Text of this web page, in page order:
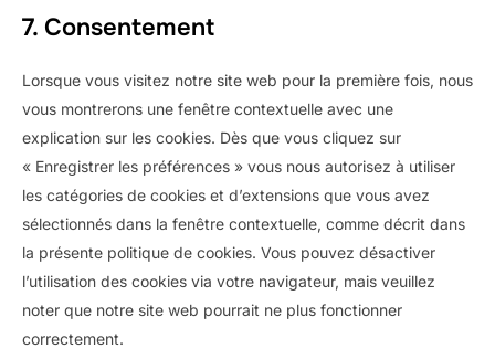
7. Consentement
Lorsque vous visitez notre site web pour la première fois, nous
vous montrerons une fenêtre contextuelle avec une
explication sur les cookies. Dès que vous cliquez sur
« Enregistrer les préférences » vous nous autorisez à utiliser
les catégories de cookies et d’extensions que vous avez
sélectionnés dans la fenêtre contextuelle, comme décrit dans
la présente politique de cookies. Vous pouvez désactiver
l’utilisation des cookies via votre navigateur, mais veuillez
noter que notre site web pourrait ne plus fonctionner
correctement.